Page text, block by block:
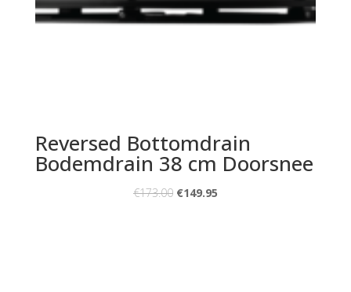
Reversed Bottomdrain
Bodemdrain 38 cm Doorsnee
€173.00 €149.95